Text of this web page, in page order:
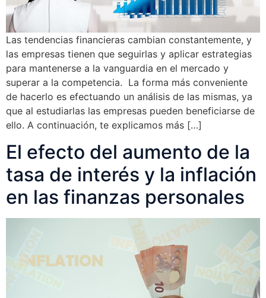
Las tendencias financieras cambian constantemente, y
las empresas tienen que seguirlas y aplicar estrategias
para mantenerse a la vanguardia en el mercado y
superar a la competencia. La forma más conveniente
de hacerlo es efectuando un análisis de las mismas, ya
que al estudiarlas las empresas pueden beneficiarse de
ello. A continuación, te explicamos más […]
El efecto del aumento de la
tasa de interés y la inflación
en las finanzas personales